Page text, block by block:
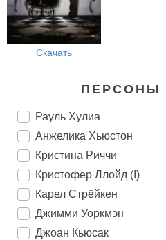
Скачать
ПЕРСОНЫ
Рауль Хулиа
Анжелика Хьюстон
Кристина Риччи
Кристофер Ллойд (I)
Карел Стрёйкен
Джимми Уоркмэн
Джоан Кьюсак